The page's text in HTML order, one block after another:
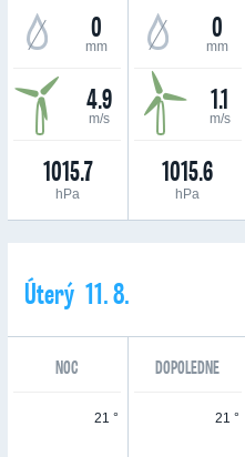
0
mm
4.9
m/s
1015.7
hPa
0
mm
1.1
m/s
1015.6
hPa
Úterý 11. 8.
NOC DOPOLEDNE
21 ° 21 °